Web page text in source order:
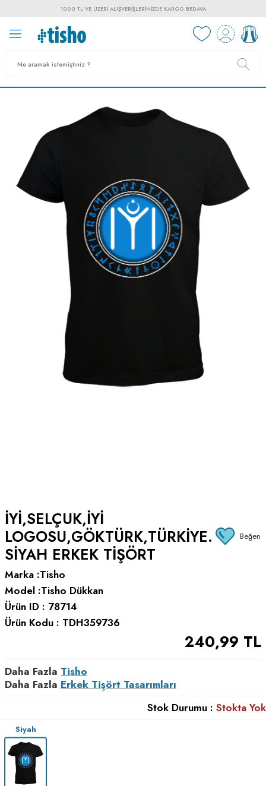
1000 TL VE ÜZERI ALIŞVERIŞLERINIZDE KARGO BEDAVA
IYI,SELÇUK,IYI
LOGOSU,GÖKTÜRK,TÜRKIYE.
SIYAH ERKEK TIŞÖRT
Beğen
Marka :Tisho
Model :Tisho Dükkan
Ürün ID : 78714
Ürün Kodu : TDH359736
240,99 TL
Daha Fazla Tisho
Daha Fazla Erkek Tişört Tasarımları
Stok Durumu : Stokta Yok
Siyah